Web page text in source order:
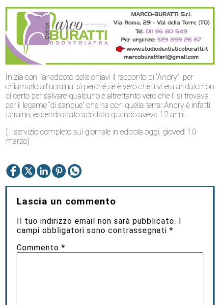
Inizia con l’aneddoto delle chiavi il racconto di “Andry”, per
chiamarlo all’ucraina: sì perché se è vero che lì vi era andato non
di certo per salvare qualcuno è altrettanto vero che lì si trovava
per il legame “di sangue” che ha con quella terra: Andry è infatti
ucraino, essendo stato adottato quando aveva 12 anni.
(Il servizio completo sul giornale in edicola oggi, giovedì 10
marzo)
Lascia un commento
Il tuo indirizzo email non sarà pubblicato.
campi obbligatori sono contrassegnati*
Commento*